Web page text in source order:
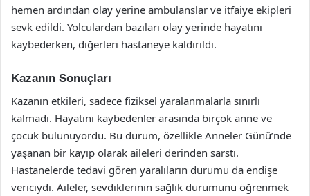
hemen ardından olay yerine ambulanslar ve itfaiye ekipleri
sevk edildi. Yolculardan bazıları olay yerinde hayatını
kaybederken, diğerleri hastaneye kaldırıldı.
Kazanın Sonuçları
Kazanın etkileri, sadece fiziksel yaralanmalarla sınırlı
kalmadı. Hayatını kaybedenler arasında birçok anne ve
çocuk bulunuyordu. Bu durum, özellikle Anneler Günü’nde
yaşanan bir kayıp olarak aileleri derinden sarstı.
Hastanelerde tedavi gören yaralıların durumu da endişe
vericiydi. Aileler, sevdiklerinin sağlık durumunu öğrenmek